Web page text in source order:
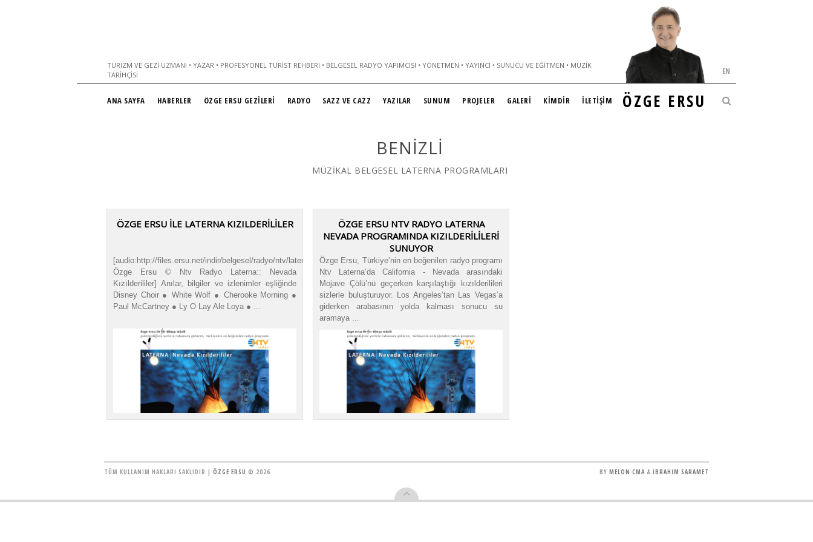
TURIZM VE GEZI UZMANI • YAZAR • PROFESYONEL TURIST REHBERI • BELGESEL RADYO YAPIMCISI • YÖNETMEN • YAYINCI • SUNUCU VE EĞITMEN • MÜZIK
TARIHÇISI
ÖZGE ERSU
EN
ANA SAYFA HABERLER ÖZGE ERSU GEZİLERİ RADYO SAZZ VE CAZZ YAZILAR SUNUM PROJELER GALERİ KİMDİR İLETİŞİM
BENIZLI
MÜZİKAL BELGESEL LATERNA PROGRAMLARI
ÖZGE ERSU İLE LATERNA KIZILDERİLİLER
[audio:http://files.ersu.net/indir/belgesel/radyo/ntv/laterna/nevada/kizilderililer.mp3|titles=
Özge Ersu © Ntv Radyo Laterna:: Nevada
Kızılderililer] Anılar, bilgiler ve izlenimler eşliğinde
Disney Choir ● White Wolf ● Cherooke Morning ●
Paul McCartney ● Ly O Lay Ale Loya ● ...
ÖZGE ERSU NTV RADYO LATERNA
NEVADA PROGRAMINDA KIZILDERİLİLERİ
SUNUYOR
Özge Ersu, Türkiye’nin en beğenilen radyo programı
Ntv Laterna’da California - Nevada arasındaki
Mojave Çölü’nü geçerken karşılaştığı kızılderilileri
sizlerle buluşturuyor. Los Angeles’tan Las Vegas’a
giderken arabasının yolda kalması sonucu su
aramaya ...
TÜM KULLANIM HAKLARI SAKLIDIR | ÖZGE ERSU © 2026 BY MELON CMA & İBRAHİM SARAMET